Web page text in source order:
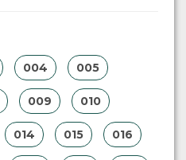
004 005
009 010
014 015 016